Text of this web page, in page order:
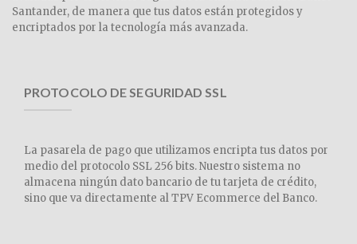
Santander, de manera que tus datos están protegidos y
encriptados por la tecnología más avanzada.
PROTOCOLO DE SEGURIDAD SSL
La pasarela de pago que utilizamos encripta tus datos por
medio del protocolo SSL 256 bits. Nuestro sistema no
almacena ningún dato bancario de tu tarjeta de crédito,
sino que va directamente al TPV Ecommerce del Banco.